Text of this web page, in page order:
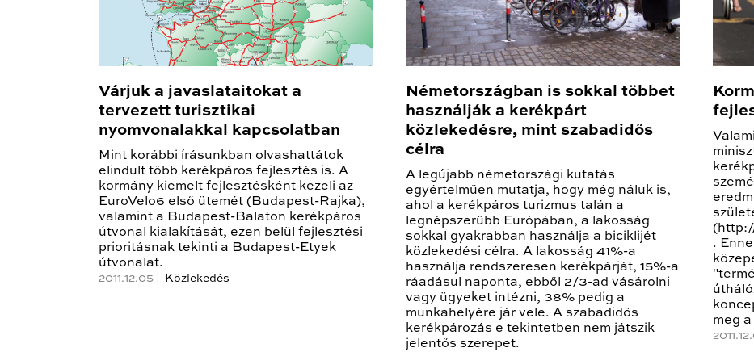
Várjuk a javaslataitokat a
tervezett turisztikai
nyomvonalakkal kapcsolatban
Mint korábbi írásunkban olvashattátok
elindult több kerékpáros fejlesztés is. A
kormány kiemelt fejlesztésként kezeli az
EuroVelo6 első ütemét (Budapest-Rajka),
valamint a Budapest-Balaton kerékpáros
útvonal kialakítását, ezen belül fejlesztési
prioritásnak tekinti a Budapest-Etyek
útvonalat.
2011.12.05 | Közlekedés
Németországban is sokkal többet
használják a kerékpárt
közlekedésre, mint szabadidős
célra
A legújabb németországi kutatás
egyértelműen mutatja, hogy még náluk is,
ahol a kerékpáros turizmus talán a
legnépszerűbb Európában, a lakosság
sokkal gyakrabban használja a biciklijét
közlekedési célra. A lakosság 41%-a
használja rendszeresen kerékpárját, 15%-a
ráadásul naponta, ebből 2/3-ad vásárolni
vagy ügyeket intézni, 38% pedig a
munkahelyére jár vele. A szabadidős
kerékpározás e tekintetben nem játszik
jelentős szerepet.
.
meg